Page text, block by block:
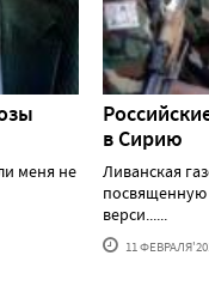
меня не
в Сирию
Ливанская
посвященную
верси......
11